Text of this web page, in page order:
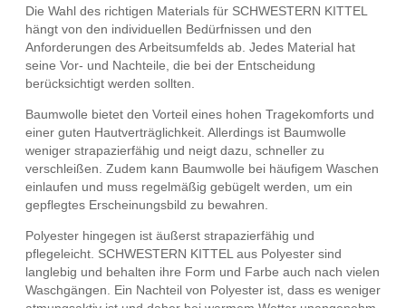
Die Wahl des richtigen Materials für SCHWESTERN KITTEL
hängt von den individuellen Bedürfnissen und den
Anforderungen des Arbeitsumfelds ab. Jedes Material hat
seine Vor- und Nachteile, die bei der Entscheidung
berücksichtigt werden sollten.
Baumwolle bietet den Vorteil eines hohen Tragekomforts und
einer guten Hautverträglichkeit. Allerdings ist Baumwolle
weniger strapazierfähig und neigt dazu, schneller zu
verschleißen. Zudem kann Baumwolle bei häufigem Waschen
einlaufen und muss regelmäßig gebügelt werden, um ein
gepflegtes Erscheinungsbild zu bewahren.
Polyester hingegen ist äußerst strapazierfähig und
pflegeleicht. SCHWESTERN KITTEL aus Polyester sind
langlebig und behalten ihre Form und Farbe auch nach vielen
Waschgängen. Ein Nachteil von Polyester ist, dass es weniger